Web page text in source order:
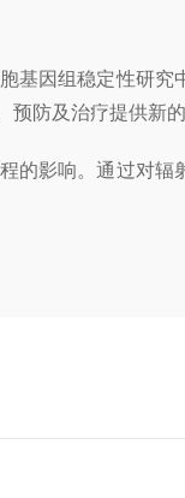
因组稳定性研究
防及治疗提供新的
影响。通过对辐